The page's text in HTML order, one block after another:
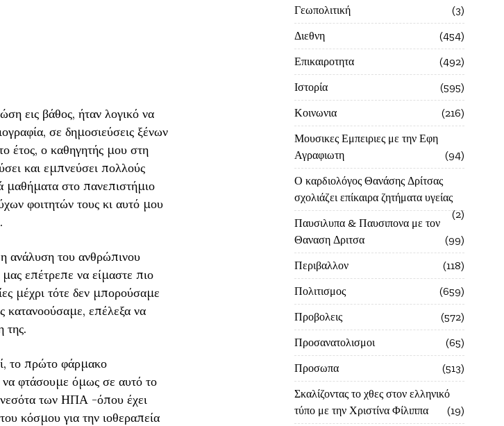
εις βάθος, ήταν λογικό να
σε δημοσιεύσεις ξένων
έτος, ο καθηγητής μου στη
και εμπνεύσει πολλούς
μαθήματα στο πανεπιστήμιο
φοιτητών τους κι αυτό μου
ανάλυση του ανθρώπινου
επέτρεπε να είμαστε πιο
μέχρι τότε δεν μπορούσαμε
κατανοούσαμε, επέλεξα να
της.
το πρώτο φάρμακο
να φτάσουμε όμως σε αυτό το
των ΗΠΑ -όπου έχει
κόσμου για την ιοθεραπεία
Γεωπολιτική
3
Διεθνη
454
Επικαιροτητα
492
Ιστορία
595
Κοινωνια
216
Μουσικες Εμπειριες με την Εφη
Αγραφιωτη
94
Ο καρδιολόγος Θανάσης Δρίτσας
σχολιάζει επίκαιρα ζητήματα υγείας
2
Παυσιλυπα & Παυσιπονα με τον
Θαναση Δριτσα
99
Περιβαλλον
118
Πολιτισμος
659
Προβολεις
572
Προσανατολισμοι
65
Προσωπα
513
Σκαλίζοντας το χθες στον ελληνικό
τύπο με την Χριστίνα Φίλιππα
19